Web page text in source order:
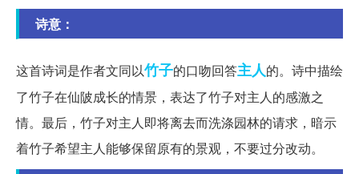
诗意：
这首诗词是作者文同以竹子的口吻回答主人的。诗中描绘
了竹子在仙陂成长的情景，表达了竹子对主人的感激之
情。最后，竹子对主人即将离去而洗涤园林的请求，暗示
着竹子希望主人能够保留原有的景观，不要过分改动。